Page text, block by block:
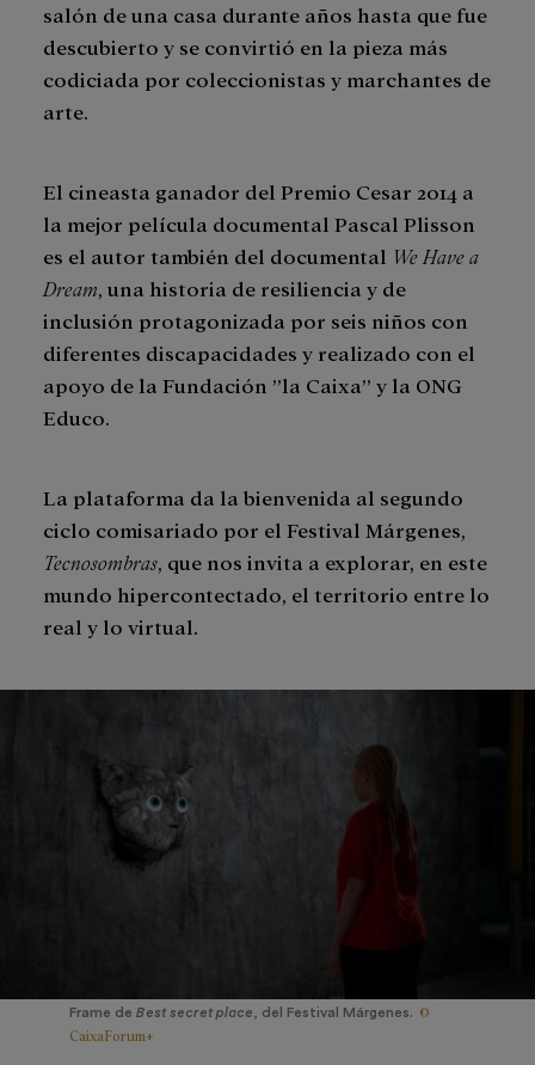
salón de una casa durante años hasta que fue
descubierto y se convirtió en la pieza más
codiciada por coleccionistas y marchantes de
arte.
El cineasta ganador del Premio Cesar 2014 a
la mejor película documental Pascal Plisson
es el autor también del documental We Have a
Dream, una historia de resiliencia y de
inclusión protagonizada por seis niños con
diferentes discapacidades y realizado con el
apoyo de la Fundación ”la Caixa” y la ONG
Educo.
La plataforma da la bienvenida al segundo
ciclo comisariado por el Festival Márgenes,
Tecnosombras, que nos invita a explorar, en este
mundo hipercontectado, el territorio entre lo
real y lo virtual.
Frame de Best secret place , del Festival Márgenes. ©
CaixaForum+